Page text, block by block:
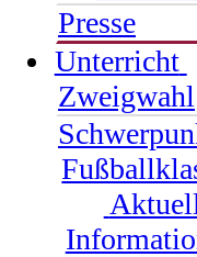
Presse
Unterricht
Zweigwahl